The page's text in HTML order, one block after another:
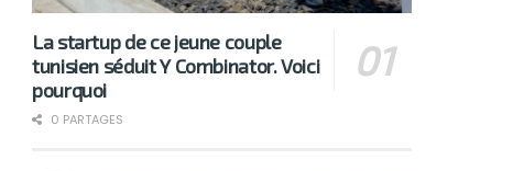
La startup de ce jeune couple
tunisien séduit Y Combinator. Voici
pourquoi
0 PARTAGES